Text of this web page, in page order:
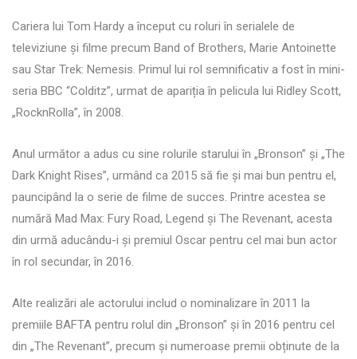
Cariera lui Tom Hardy a început cu roluri în serialele de
televiziune și filme precum Band of Brothers, Marie Antoinette
sau Star Trek: Nemesis. Primul lui rol semnificativ a fost în mini-
seria BBC “Colditz”, urmat de apariția în pelicula lui Ridley Scott,
„RocknRolla”, în 2008.
Anul următor a adus cu sine rolurile starului în „Bronson” și „The
Dark Knight Rises”, urmând ca 2015 să fie și mai bun pentru el,
pauncipând la o serie de filme de succes. Printre acestea se
numără Mad Max: Fury Road, Legend și The Revenant, acesta
din urmă aducându-i și premiul Oscar pentru cel mai bun actor
în rol secundar, în 2016.
Alte realizări ale actorului includ o nominalizare în 2011 la
premiile BAFTA pentru rolul din „Bronson” și în 2016 pentru cel
din „The Revenant”, precum și numeroase premii obținute de la